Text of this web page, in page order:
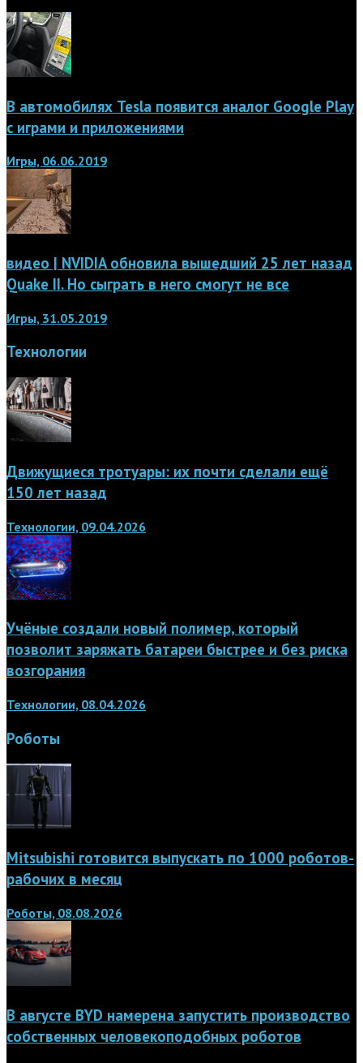
В автомобилях Tesla появится аналог Google Play
с играми и приложениями
Игры, 06.06.2019
видео | NVIDIA обновила вышедший 25 лет назад
Quake II. Но сыграть в него смогут не все
Игры, 31.05.2019
Технологии
Движущиеся тротуары: их почти сделали ещё
150 лет назад
Технологии, 09.04.2026
Учёные создали новый полимер, который
позволит заряжать батареи быстрее и без риска
возгорания
Технологии, 08.04.2026
Роботы
Mitsubishi готовится выпускать по 1000 роботов-
рабочих в месяц
Роботы, 08.08.2026
В августе BYD намерена запустить производство
собственных человекоподобных роботов